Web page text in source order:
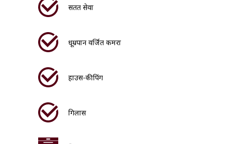
सतत सेवा
धूम्रपान वर्जित कमरा
हाउस-कीपिंग
गिलास